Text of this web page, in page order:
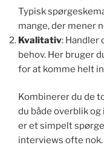
Typisk
mange, der mener
Kvalitativ: Handler
behov. Her bruger
for at komme helt
Kombinerer du de
du både overblik
er et simpelt
interviews ofte nok.